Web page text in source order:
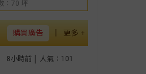
：70 坪
更多 +
|
購買廣告
8小時前 │ 人氣：101